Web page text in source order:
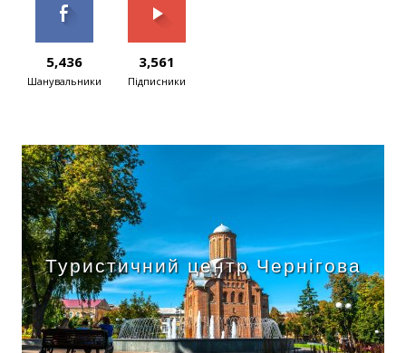
5,436
Шанувальники
3,561
Підписники
Туристичний центр Чернігова